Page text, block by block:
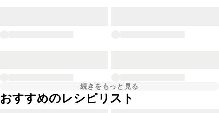
続きをもっと見る
おすすめのレシピリスト